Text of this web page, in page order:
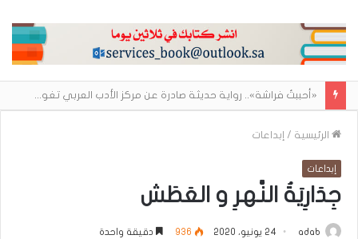
«أحببتُ فراشة».. رواية حديثة صادرة عن مركز الأدب العربي تغوص في هشاشة الحب وصراعات الذات
الرئيسية / إبداعات
إبداعات
جِدَارِيَةُ النَّهرِ و العَطَش
adab 24 يونيو، 2020 936 دقيقة واحدة